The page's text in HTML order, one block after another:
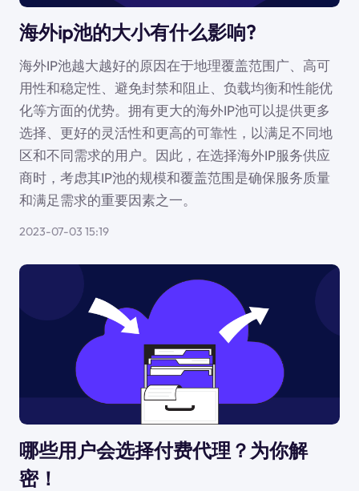
海外ip池的大小有什么影响?
海外IP池越大越好的原因在于地理覆盖范围广、高可
用性和稳定性、避免封禁和阻止、负载均衡和性能优
化等方面的优势。拥有更大的海外IP池可以提供更多
选择、更好的灵活性和更高的可靠性，以满足不同地
区和不同需求的用户。因此，在选择海外IP服务供应
商时，考虑其IP池的规模和覆盖范围是确保服务质量
和满足需求的重要因素之一。
2023-07-03 15:19
哪些用户会选择付费代理？为你解
密！